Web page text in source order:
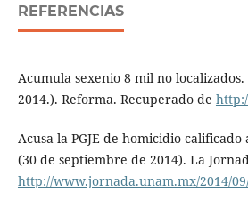
REFERENCIAS
Acumula sexenio 8 mil no
2014.). Reforma. Recuperado de
Acusa la PGJE de homicidio
(30 de septiembre de 2014). La
http://www.jornada.unam.mx/2014/